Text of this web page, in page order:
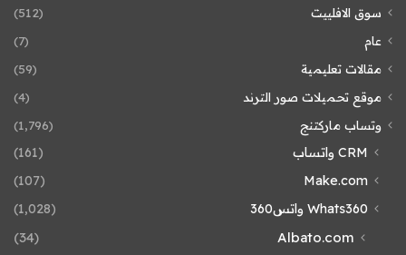
سوق الافلييت
(512)
عام
(7)
مقالات تعليمية
(59)
موقع تحميلات صور الترند
(4)
وتساب ماركتنج
(1٬796)
CRM واتساب
(161)
Make.com
(107)
Whats360 واتس360
(1٬028)
Albato.com
(34)